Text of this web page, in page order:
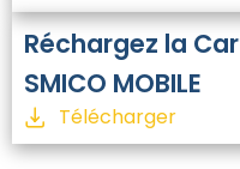
Réchargez la
SMICO MOBILE
Télécharger